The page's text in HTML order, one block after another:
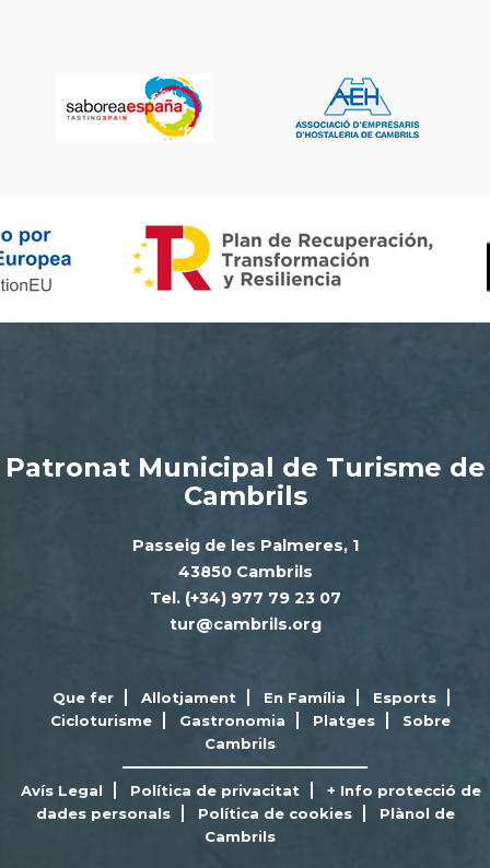
Patronat Municipal de Turisme de
Cambrils
Passeig de les Palmeres, 1
43850 Cambrils
Tel. (+34) 977 79 23 07
tur@cambrils.org
Que fer Allotjament En Família
Esports
Cicloturisme
Gastronomia Platges
Sobre
Cambrils
Avís Legal Política de privacitat
+ Info protecció de
dades personals
Política de cookies
Plànol de
Cambrils